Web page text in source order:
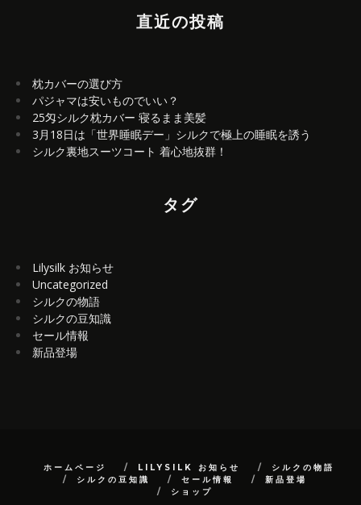
直近の投稿
枕カバーの選び方
パジャマは安いものでいい？
25匁シルク枕カバー 寝るまま美髪
3月18日は「世界睡眠デー」シルクで極上の睡眠を誘う
シルク裏地スーツコート 着心地抜群！
タグ
Lilysilk お知らせ
Uncategorized
シルクの物語
シルクの豆知識
セール情報
新品登場
ホームページ LILYSILK お知らせ
シルクの物語
シルクの豆知識
セール情報
新品登場
ショップ